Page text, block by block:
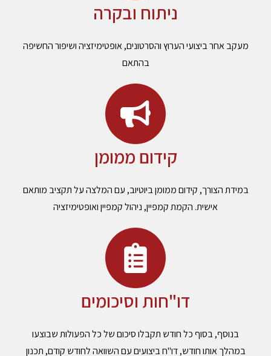
ניתוח ובקרה
מעקב אחר ביצועי הערוץ והסרטונים, אופטימיזציה ושיפור החשיפה
בהתאם
קידום ממומן
במידת הצורך, קידום ממומן ביוטיוב, עם המלצה על תקציב מותאם
אישית. הקמת קמפיין, ניהול קמפיין ואופטימיזציה
דו"חות וסיכומים
בנוסף, בסוף כל חודש תקבלו סיכום של כל הפעולות שבוצעו
במהלך אותו חודש, דו"ח ביצועים עם השוואה לחודש קודם, תכנון